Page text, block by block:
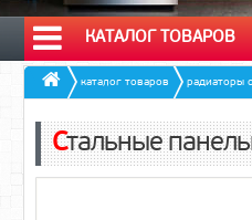
КАТАЛОГ ТОВАРОВ
каталог товаров радиаторы
Стальные